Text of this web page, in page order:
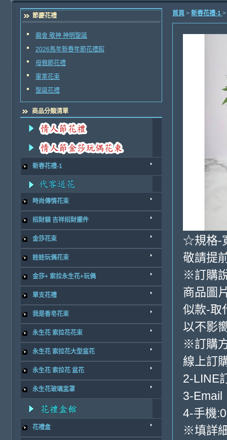
節慶花禮
廟會 敬神 神明聖誕
2026馬年新春年節花禮館
母親節花禮
畢業花束
聖誕花禮
商品分類清單
新春花禮-1
時尚傳情花束
招財貓 吉祥招財擺件
金莎花束
娃娃玩偶花束
金莎+ 索拉永生花+玩偶
單支花禮
我是香皂花束
永生花 索拉花花束
永生花 索拉花大型盆花
永生花 索拉花 盆花
永生花玻璃盅罩
花禮盒
首頁 > 新春花禮-1 >
☆規格-
敬請提
※訂購
商品圖
似款-取
以不影
※訂購
線上訂
2-LINE
3-Email
4-手機
※填詳